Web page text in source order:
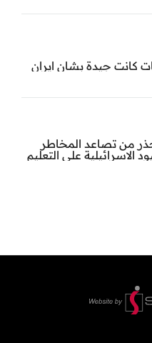
كانت جيدة بشان ايران
من تصاعد المخاطر
الاسرائيلية على التعليم